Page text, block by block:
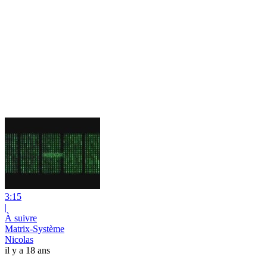
3:15
|
À suivre
Matrix-Système
Nicolas
il y a 18 ans